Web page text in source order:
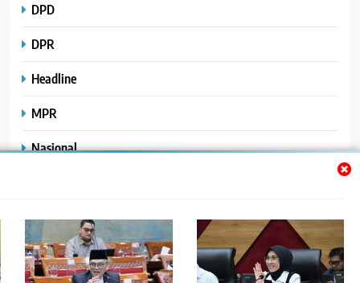
DPD
DPR
Headline
MPR
Nasional
Polhukam
Uncategorized